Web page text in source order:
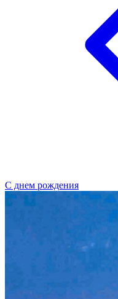
С днем рождения